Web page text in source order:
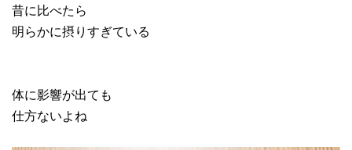
昔に比べたら
明らかに摂りすぎている
体に影響が出ても
仕方ないよね